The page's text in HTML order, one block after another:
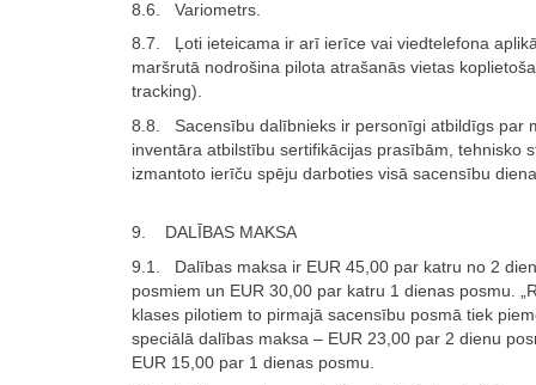
8.6. Variometrs.
8.7. Ļoti ieteicama ir arī ierīce vai viedtelefona
maršrutā nodrošina pilota atrašanās vietas
tracking).
8.8. Sacensību dalībnieks ir personīgi atbildīgs par
inventāra atbilstību sertifikācijas prasībām, tehnisko
izmantoto ierīču spēju darboties visā sacensību
9. DALĪBAS MAKSA
9.1. Dalības maksa ir EUR 45,00 par katru no 2
posmiem un EUR 30,00 par katru 1 dienas posmu.
klases pilotiem to pirmajā sacensību posmā tiek
speciālā dalības maksa – EUR 23,00 par 2 dienu
EUR 15,00 par 1 dienas posmu.